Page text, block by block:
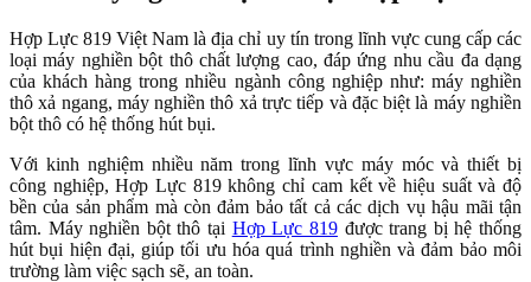
Hợp Lực 819 Việt Nam là địa chỉ uy tín trong lĩnh vực cung cấp các
loại máy nghiền bột thô chất lượng cao, đáp ứng nhu cầu đa dạng
của khách hàng trong nhiều ngành công nghiệp như: máy nghiền
thô xả ngang, máy nghiền thô xả trực tiếp và đặc biệt là máy nghiền
bột thô có hệ thống hút bụi.
Với kinh nghiệm nhiều năm trong lĩnh vực máy móc và thiết bị
công nghiệp, Hợp Lực 819 không chỉ cam kết về hiệu suất và độ
bền của sản phẩm mà còn đảm bảo tất cả các dịch vụ hậu mãi tận
tâm. Máy nghiền bột thô tại Hợp Lực 819được trang bị hệ thống
hút bụi hiện đại, giúp tối ưu hóa quá trình nghiền và đảm bảo môi
trường làm việc sạch sẽ, an toàn.